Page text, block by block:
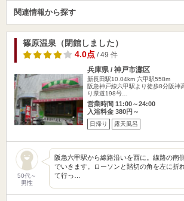
関連情報から探す
篠原温泉（閉館しました）
4.0点/ 49 件
兵庫県 / 神戸市灘区
新長田駅10.04km 六甲駅558m
阪急神戸線六甲駅より徒歩8分阪神
り県道198号…
営業時間 11:00～24:00
入浴料金 380円～
日帰り 露天風呂
50代～
男性
阪急六甲駅から線路沿いを西に。線路の南
でいきます。ローソンと踏切の角を左に折
て行っ…